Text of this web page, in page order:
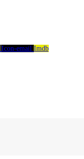
Icon-email Imdb